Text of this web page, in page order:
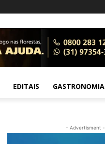
EDITAIS GASTRONOMIA
- Advertisment -